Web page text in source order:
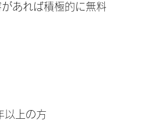
あれば積極的に無料
上の方